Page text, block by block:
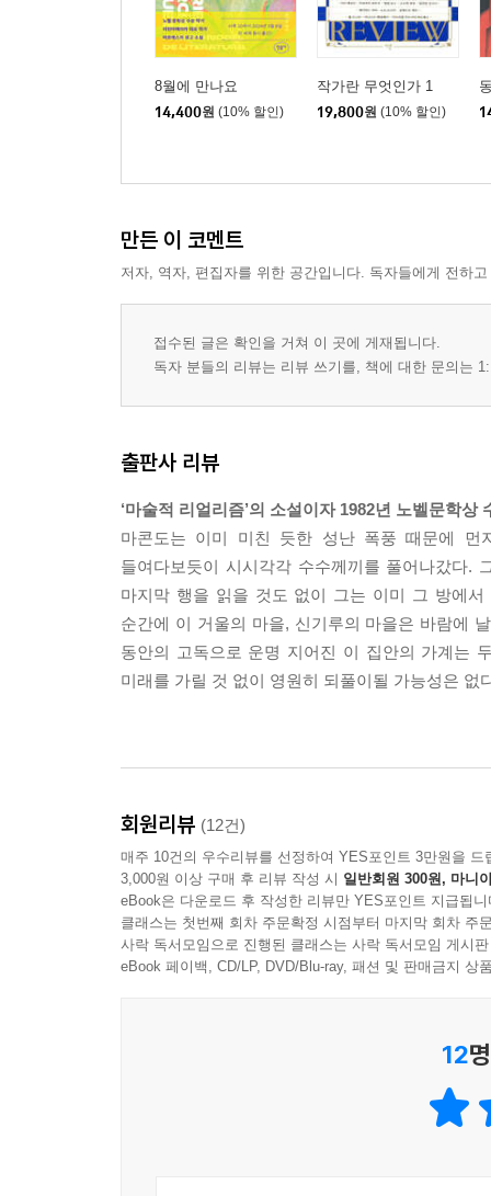
8월에 만나요
14,400원 (10% 할인)
작가란 무엇인가 1
19,800원 (10% 할인)
만든 이 코멘트
저자, 역자, 편집자를 위한 공간입니다. 독자들에게 전하
접수된 글은 확인을 거쳐 이 곳에 게재됩니다.
독자 분들의 리뷰는 리뷰 쓰기를, 책에 대한 문의는
출판사 리뷰
‘마술적 리얼리즘’의 소설이자 1982년 노벨문학상
마콘도는 이미 미친 듯한 성난 폭풍 때문에 먼
들여다보듯이 시시각각 수수께끼를 풀어나갔다.
마지막 행을 읽을 것도 없이 그는 이미 그 방에
순간에 이 거울의 마을, 신기루의 마을은 바람에
동안의 고독으로 운명 지어진 이 집안의 가계는
미래를 가릴 것 없이 영원히 되풀이될 가능성은 없
회원리뷰 (12건)
매주 10건의 우수리뷰를 선정하여 YES포인트 3만원을 드
3,000원 이상 구매 후 리뷰 작성 시 일반회원 300원, 마니
eBook은 다운로드 후 작성한 리뷰만 YES포인트 지급됩니
클래스는 첫번째 회차 주문확정 시점부터 마지막 회차 주
사락 독서모임으로 진행된 클래스는 사락 독서모임 게시
eBook 페이백, CD/LP, DVD/Blu-ray, 패션 및 판매금지 상
12